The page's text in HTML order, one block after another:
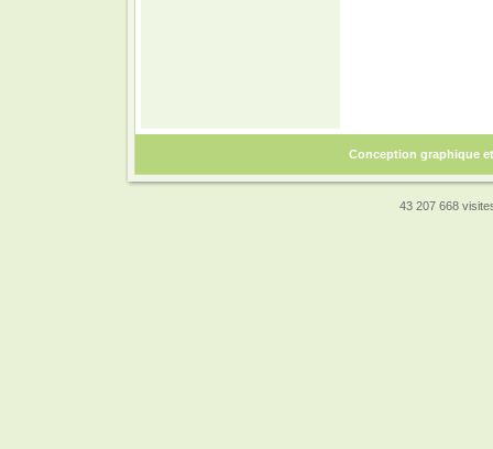
Conception graphique
43 207 668